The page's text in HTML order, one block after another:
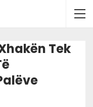
Tek